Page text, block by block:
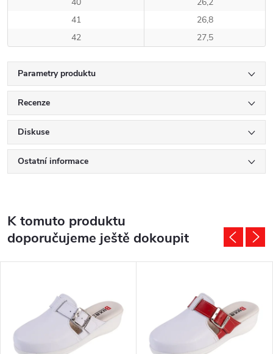
41
26,8
42
27,5
Parametry produktu
Recenze
Diskuse
Ostatní informace
K tomuto produktu
doporučujeme ještě dokoupit